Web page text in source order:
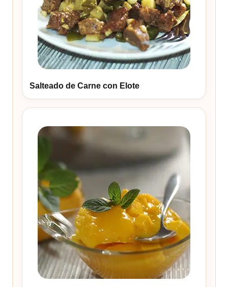
Salteado de Carne con Elote